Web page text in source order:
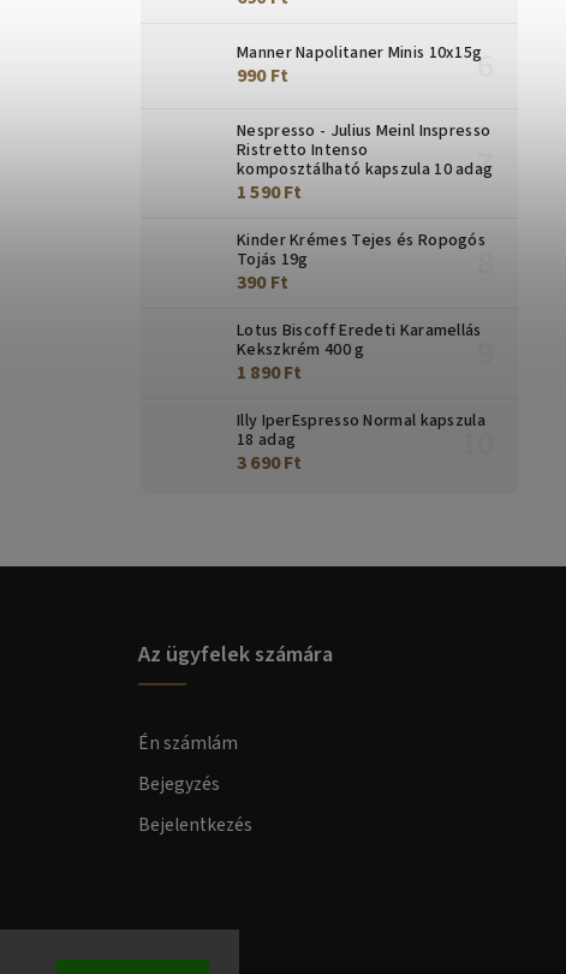
Manner Napolitaner Minis 10x15g
990 Ft
Nespresso - Julius Meinl Inspresso
Ristretto Intenso
komposztálható kapszula 10 adag
1 590 Ft
Kinder Krémes Tejes és Ropogós
Tojás 19g
390 Ft
Lotus Biscoff Eredeti Karamellás
Kekszkrém 400 g
1 890 Ft
Illy IperEspresso Normal kapszula
18 adag
3 690 Ft
Az ügyfelek számára
Én számlám
Bejegyzés
Bejelentkezés